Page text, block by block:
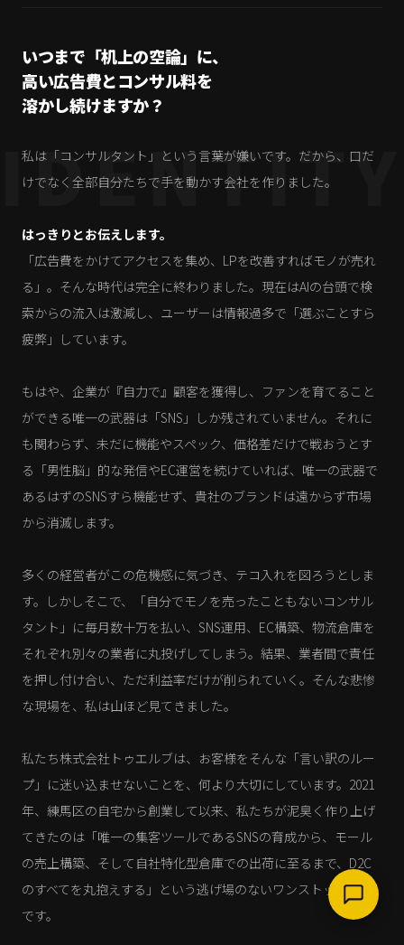
いつまで「机上の空論」に、
高い広告費とコンサル料を
溶かし続けますか？
私は「コンサルタント」という言葉が嫌いです。だから、口だ
けでなく全部自分たちで手を動かす会社を作りました。
はっきりとお伝えします。
「広告費をかけてアクセスを集め、LPを改善すればモノが売れ
る」。そんな時代は完全に終わりました。現在はAIの台頭で検
索からの流入は激減し、ユーザーは情報過多で「選ぶことすら
疲弊」しています。
もはや、企業が『自力で』顧客を獲得し、ファンを育てること
ができる唯一の武器は「SNS」しか残されていません。それに
も関わらず、未だに機能やスペック、価格差だけで戦おうとす
る「男性脳」的な発信やEC運営を続けていれば、唯一の武器で
あるはずのSNSすら機能せず、貴社のブランドは遠からず市場
から消滅します。
多くの経営者がこの危機感に気づき、テコ入れを図ろうとしま
す。しかしそこで、「自分でモノを売ったこともないコンサル
タント」に毎月数十万を払い、SNS運用、EC構築、物流倉庫を
それぞれ別々の業者に丸投げしてしまう。結果、業者間で責任
を押し付け合い、ただ利益率だけが削られていく。そんな悲惨
な現場を、私は山ほど見てきました。
私たち株式会社トゥエルブは、お客様をそんな「言い訳のルー
プ」に迷い込ませないことを、何より大切にしています。2021
年、練馬区の自宅から創業して以来、私たちが泥臭く作り上げ
てきたのは「唯一の集客ツールであるSNSの育成から、モール
の売上構築、そして自社特化型倉庫での出荷に至るまで、D2C
のすべてを丸抱えする」という逃げ場のないワンストップ体制
です。